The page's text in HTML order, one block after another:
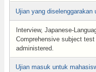
Ujian yang diselenggarakan
Interview, Japanese-
Comprehensive subject
administered.
Ujian masuk untuk